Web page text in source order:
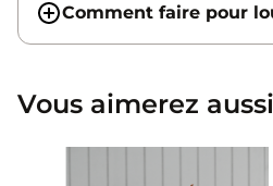
Comment faire pour
Vous aimerez aussi